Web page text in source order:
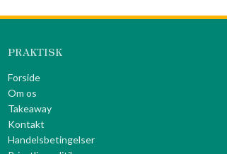
PRAKTISK
Forside
Om os
Takeaway
Kontakt
Handelsbetingelser